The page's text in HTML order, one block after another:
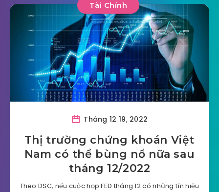
Tài Chính
Tháng 12 19, 2022
Thị trường chứng khoán Việt
Nam có thể bùng nổ nữa sau
tháng 12/2022
Theo DSC, nếu cuộc họp FED tháng 12 có những tín hiệu